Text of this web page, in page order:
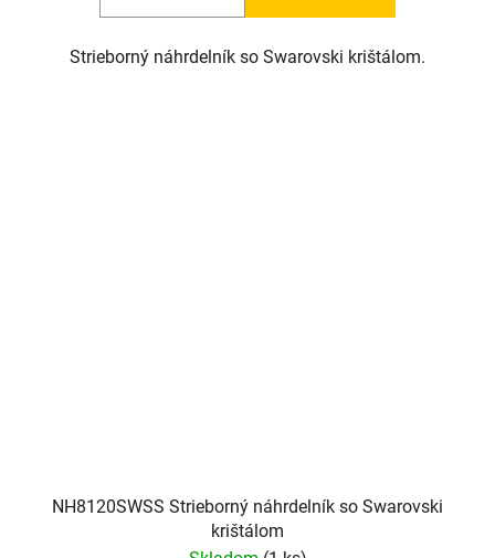
Strieborný náhrdelník so Swarovski krištálom.
NH8120SWSS Strieborný náhrdelník so Swarovski
krištálom